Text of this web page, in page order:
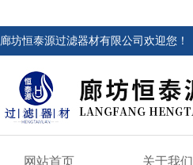
廊坊恒泰源过滤器材有限公司欢迎您！
网站首页 关于我们